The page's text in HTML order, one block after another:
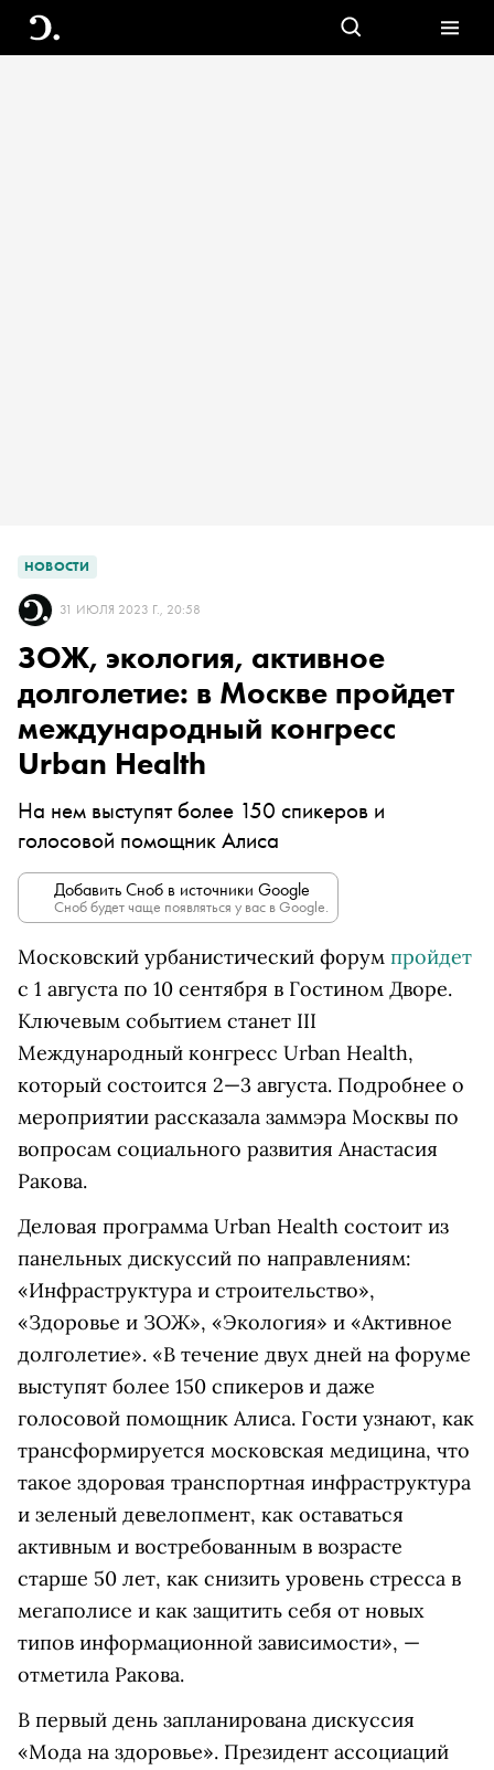
НОВОСТИ
31 ИЮЛЯ 2023 Г., 20:58
ЗОЖ, экология, активное
долголетие: в Москве пройдет
международный конгресс
Urban Health
На нем выступят более 150 спикеров и
голосовой помощник Алиса
Добавить Сноб в источники Google
Сноб будет чаще появляться у вас в Google.
Московский урбанистический форум пройдет
с 1 августа по 10 сентября в Гостином Дворе.
Ключевым событием станет III
Международный конгресс Urban Health,
который состоится 2—3 августа. Подробнее о
мероприятии рассказала заммэра Москвы по
вопросам социального развития Анастасия
Ракова.
Деловая программа Urban Health состоит из
панельных дискуссий по направлениям:
«Инфраструктура и строительство»,
«Здоровье и ЗОЖ», «Экология» и «Активное
долголетие». «В течение двух дней на форуме
выступят более 150 спикеров и даже
голосовой помощник Алиса. Гости узнают, как
трансформируется московская медицина, что
такое здоровая транспортная инфраструктура
и зеленый девелопмент, как оставаться
активным и востребованным в возрасте
старше 50 лет, как снизить уровень стресса в
мегаполисе и как защитить себя от новых
типов информационной зависимости», —
отметила Ракова.
В первый день запланирована дискуссия
«Мода на здоровье». Президент ассоциаций